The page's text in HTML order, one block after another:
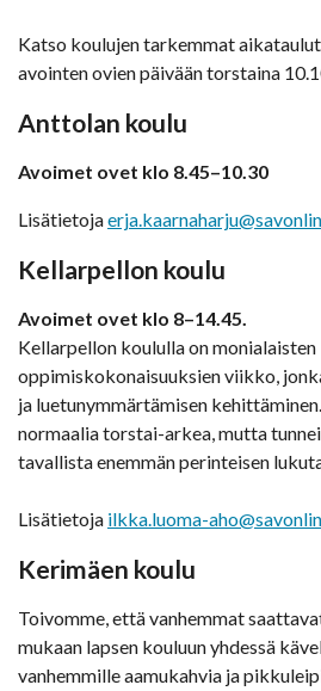
Katso koulujen tarkemmat
avointen ovien päivään torstaina
Anttolan koulu
Avoimet ovet klo 8.45–10.30
Lisätietoja
Kellarpellon koulu
Avoimet ovet klo 8–14.45.
Kellarpellon koululla on monialaisten
oppimiskokonaisuuksien viikko,
ja luetunymmärtämisen
normaalia torstai-arkea, mutta
tavallista enemmän perinteisen
Lisätietoja ilkka.luoma-
Kerimäen koulu
Toivomme, että vanhemmat
mukaan lapsen kouluun yhdessä
vanhemmille aamukahvia ja